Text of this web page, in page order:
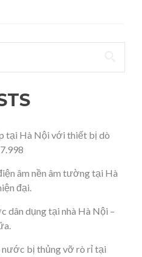
thợ
nghiệp
nước
–
998
tại Hà Nội với thiết bị dò
âm nền âm tường tại Hà
đại.
dân dụng tại nhà Hà Nội –
nước bị thủng vỡ rò rỉ tại